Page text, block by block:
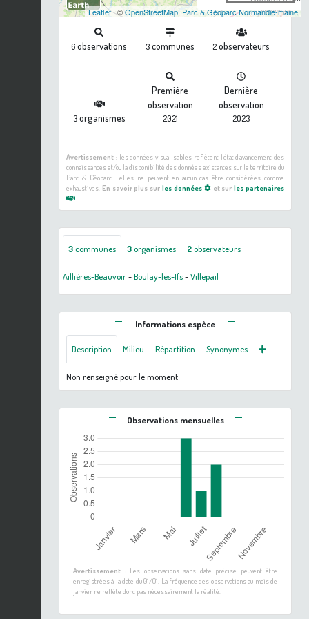
Leaflet| ©OpenStreetMap, Parc & Géoparc Normandie-maine
6observations 3communes 2observateurs
3organismes
Première
observation
2021
Dernière
observation
2023
Avertissement :les données visualisables reflètent l'état d'avancement des
connaissances et/ou la disponibilité des données existantes sur le territoire du
Parc & Géoparc : elles ne peuvent en aucun cas être considérées comme
exhaustives. En savoir plus sur les données et surles partenaires
3communes 3organismes 2observateurs
Aillières-Beauvoir-Boulay-les-Ifs-Villepail
Informations espèce
Description Milieu Répartition Synonymes
Non renseigné pour le moment
Observations mensuelles
Avertissement :Les observations sans date précise peuvent être
enregistrées à la date du 01/01. La fréquence des observations au mois de
janvier ne reflète donc pas nécessairement la réalité.